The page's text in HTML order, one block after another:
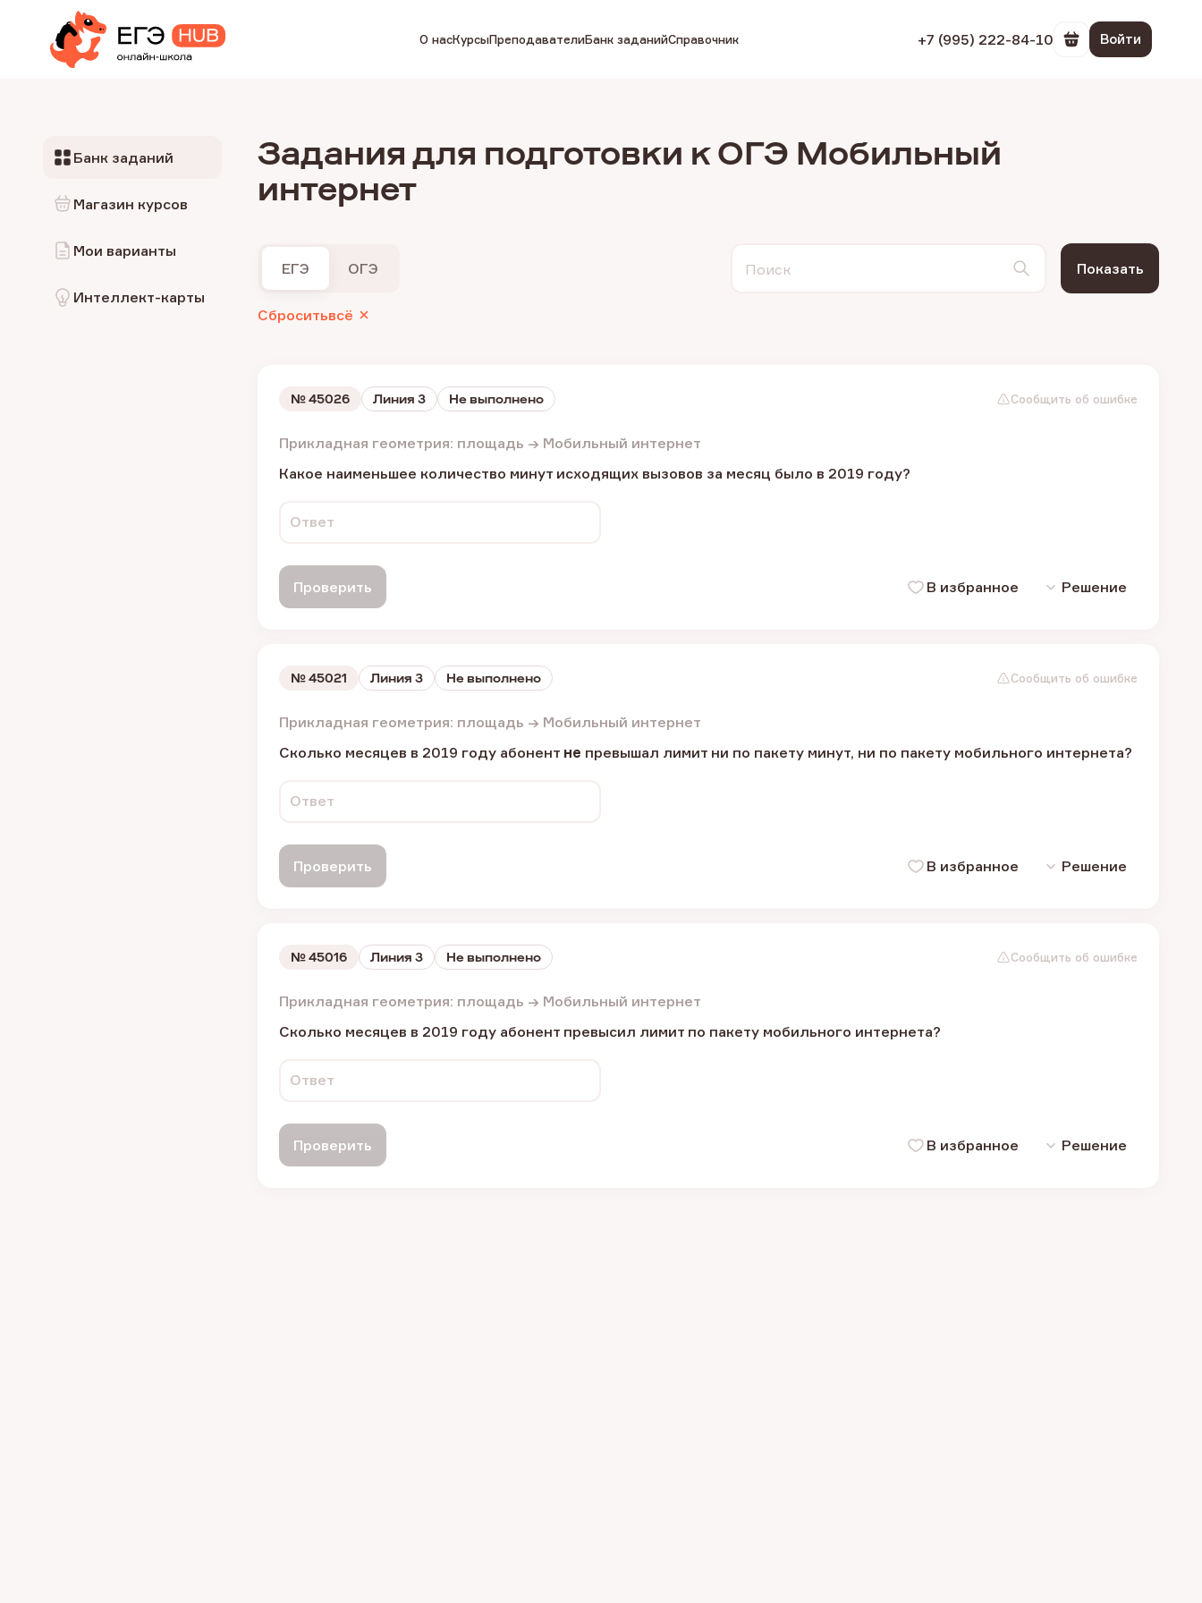
О насКурсыПреподавателиБанк заданийСправочник +7 (995) 222-84-10 Перейти в
Войти
Банк заданий
Магазин курсов
Мои варианты
Интеллект-карты
Задания для подготовки к ОГЭ Мобильный
интернет
ЕГЭ ОГЭ Поиск Показать
Сброситьвсё
№45026 Линия 3 Не выполнено Сообщить об ошибке
Прикладная геометрия: площадь → Мобильный интернет
Какое наименьшее количество минут исходящих вызовов за месяц было в 2019 году?
Ответ
Проверить В избранное Решение
№45021 Линия 3 Не выполнено Сообщить об ошибке
Прикладная геометрия: площадь → Мобильный интернет
Сколько месяцев в 2019 году абонент не превышал лимит ни по пакету минут, ни по пакету мобильного интернета?
Ответ
Проверить В избранное Решение
№45016 Линия 3 Не выполнено Сообщить об ошибке
Прикладная геометрия: площадь → Мобильный интернет
Сколько месяцев в 2019 году абонент превысил лимит по пакету мобильного интернета?
Ответ
Проверить В избранное Решение